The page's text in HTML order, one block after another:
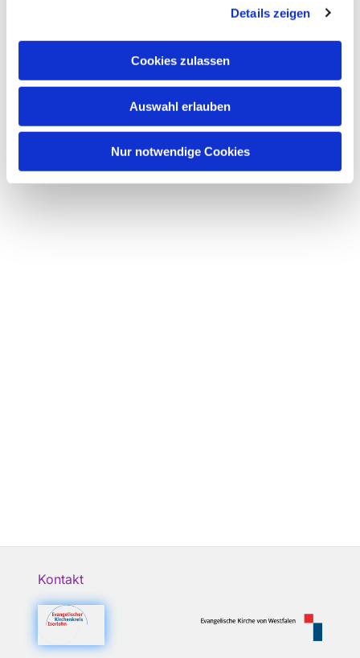
Details zeigen
Cookies zulassen
Auswahl erlauben
Nur notwendige Cookies
Dies könnte Sie auch
interessieren
Kontakt